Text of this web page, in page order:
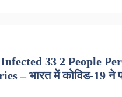
33 2 People
– भारत में कोविड-19 ने